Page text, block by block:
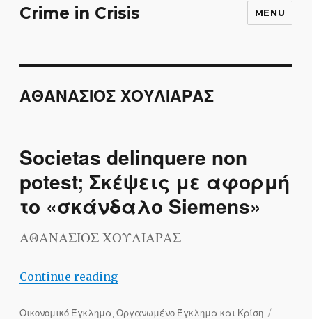
Crime in Crisis MENU
ΑΘΑΝΑΣΙΟΣ ΧΟΥΛΙΑΡΑΣ
Societas delinquere non
potest; Σκέψεις με αφορμή
το «σκάνδαλο Siemens»
ΑΘΑΝΑΣΙΟΣ ΧΟΥΛΙΑΡΑΣ
Continue reading“Societas delinquere non potest;
Categories
Οικονομικό Έγκλημα, Οργανωμένο Έγκλημα και Κρίση